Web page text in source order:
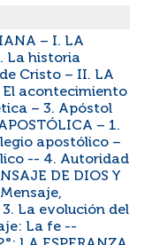
– I. LA
La historia
Cristo – II. LA
El acontecimiento
– 3. Apóstol
– 1.
apostólico –
-- 4. Autoridad
DE DIOS Y
La evolución del
La fe --